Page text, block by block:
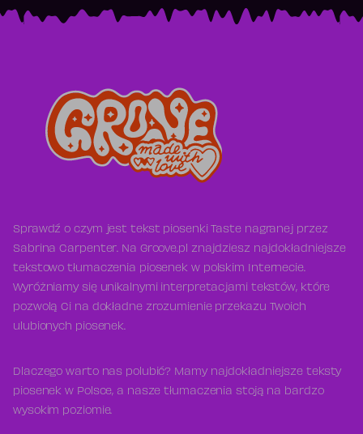
Sprawdź o czym jest tekst piosenki Taste nagranej przez
Sabrina Carpenter. Na Groove.pl znajdziesz najdokładniejsze
tekstowo tłumaczenia piosenek w polskim Internecie.
Wyróżniamy się unikalnymi interpretacjami tekstów, które
pozwolą Ci na dokładne zrozumienie przekazu Twoich
ulubionych piosenek.
Dlaczego warto nas polubić? Mamy najdokładniejsze teksty
piosenek w Polsce, a nasze tłumaczenia stoją na bardzo
wysokim poziomie.